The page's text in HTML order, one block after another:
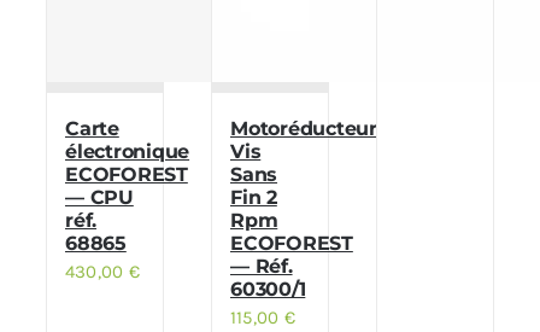
Carte
électronique
ECOFOREST
— CPU
réf.
68865
430,00 €
Motoréducteur
Vis
Sans
Fin 2
Rpm
ECOFOREST
— Réf.
60300/1
115,00 €